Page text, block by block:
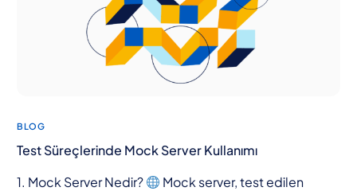
BLOG
Test Süreçlerinde Mock Server Kullanımı
1. Mock Server Nedir?
Mock server, test edilen